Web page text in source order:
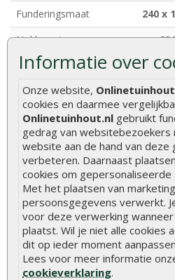
Informatie over
Onze website,
cookies en daarmee
Onlinetuinhout.nl gebruikt
gedrag van websitebezoekers
website aan de hand van deze
verbeteren. Daarnaast
cookies om
Met het plaatsen van
persoonsgegevens verwerkt.
voor deze verwerking
plaatst. Wil je niet alle cookies
dit op ieder moment
Lees voor meer informatie
cookieverklaring.
Funderingsmaat
240 x
Nokhoogte
ca.
Deurhoogte
ca.
Ramen
Vaste
Dakafwerking
Model
Bevestigingsmaterialen
Hout is een natuurlijk
eigenschappen. Lees alles
natuurlijke variaties van